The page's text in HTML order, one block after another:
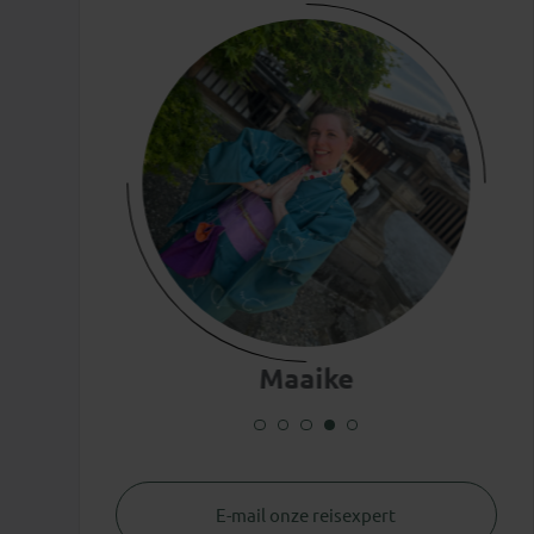
Maaike
E-mail onze reisexpert